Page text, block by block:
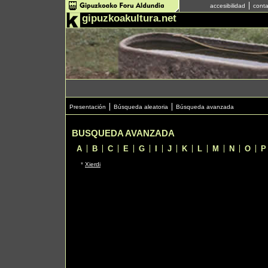
accesibilidad
gipuzkoakultura.net
Presentación Búsqueda aleatoria Búsqueda avanzada
BUSQUEDA AVANZADA
A B C E G J K L M N O P
* Xierdi